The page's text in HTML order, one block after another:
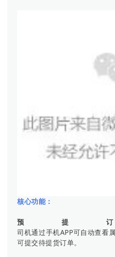
核心功能：
预提
司机通过手机APP可自动查看
可提交待提货订单。